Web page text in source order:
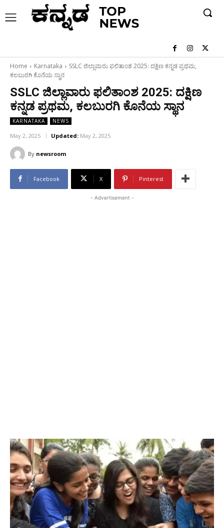
Home Karnataka
SSLC ಜಿಲ್ಲಾವಾರು ಫಲಿತಾಂಶ 2025: ದಕ್ಷಿಣ ಕನ್ನಡ ಪ್ರಥಮ,
ಕಲಬುರಗಿ ಕೊನೆಯ ಸ್ಥಾನ
SSLC ಜಿಲ್ಲಾವಾರು ಫಲಿತಾಂಶ 2025: ದಕ್ಷಿಣ
ಕನ್ನಡ ಪ್ರಥಮ, ಕಲಬುರಗಿ ಕೊನೆಯ ಸ್ಥಾನ
KARNATAKA NEWS
May 2, 2025 Updated: May 2, 2025
By newsroom
Facebook X Pinterest
- Advertisement -